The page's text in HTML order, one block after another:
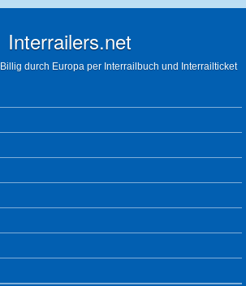
Interrailers.net
Billig durch Europa per Interrailbuch und Interrailticket